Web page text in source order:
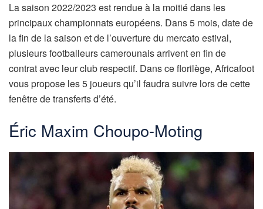
La saison 2022/2023 est rendue à la moitié dans les
principaux championnats européens. Dans 5 mois, date de
la fin de la saison et de l’ouverture du mercato estival,
plusieurs footballeurs camerounais arrivent en fin de
contrat avec leur club respectif. Dans ce florilège, Africafoot
vous propose les 5 joueurs qu’il faudra suivre lors de cette
fenêtre de transferts d’été.
Éric Maxim Choupo-Moting